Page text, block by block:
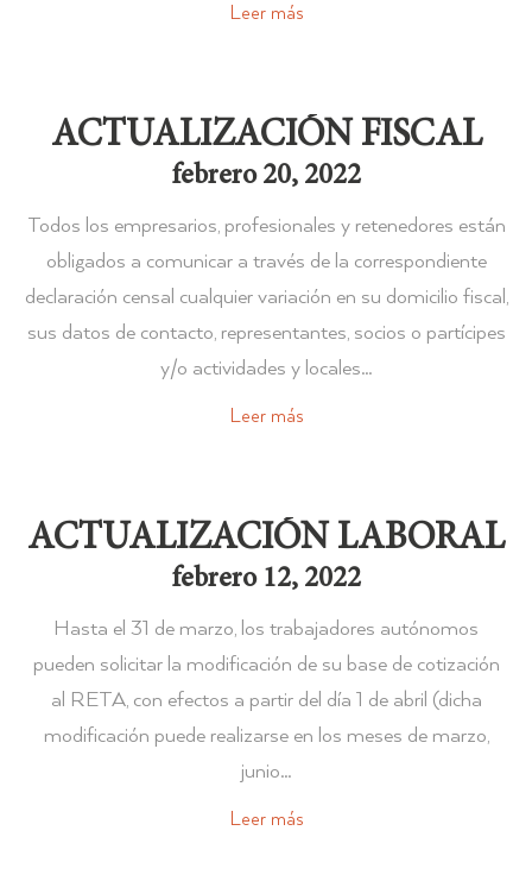
Leer más
ACTUALIZACIÓN FISCAL
febrero 20, 2022
Todos los empresarios, profesionales y retenedores están
obligados a comunicar a través de la correspondiente
declaración censal cualquier variación en su domicilio fiscal,
sus datos de contacto, representantes, socios o partícipes
y/o actividades y locales…
Leer más
ACTUALIZACIÓN LABORAL
febrero 12, 2022
Hasta el 31 de marzo, los trabajadores autónomos
pueden solicitar la modificación de su base de cotización
al RETA, con efectos a partir del día 1 de abril (dicha
modificación puede realizarse en los meses de marzo,
junio…
Leer más